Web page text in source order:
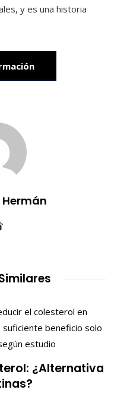
y es una historia
Hermán
¿Alternativa